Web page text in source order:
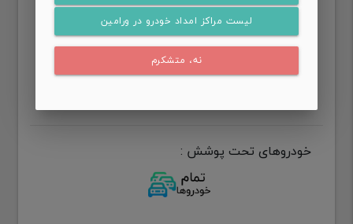
تعمیرکار سیار ورامین
خدمات شبانه روزی خودرو ورامین
خدمات تعمیرگاهی شبانه روزی ورامین
خودروهای تحت پوشش :
لیست مراکز امداد خودرو در ورامین
نه، متشکرم